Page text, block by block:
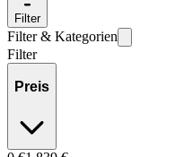
Filter
Filter & Kategorien
Filter
Preis